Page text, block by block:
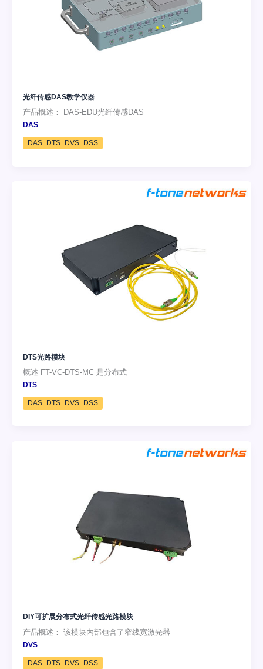
光纤传感DAS教学仪器
产品概述： DAS-EDU光纤传感DAS
DAS
DAS_DTS_DVS_DSS
DTS光路模块
概述 FT-VC-DTS-MC 是分布式
DTS
DAS_DTS_DVS_DSS
DIY可扩展分布式光纤传感光路模块
产品概述： 该模块内部包含了窄线宽激光器
DVS
DAS_DTS_DVS_DSS